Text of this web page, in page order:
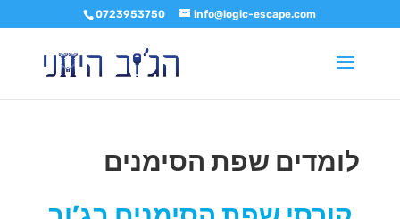
0723953750 info@logic-escape.com
לומדים שפת הסימנים